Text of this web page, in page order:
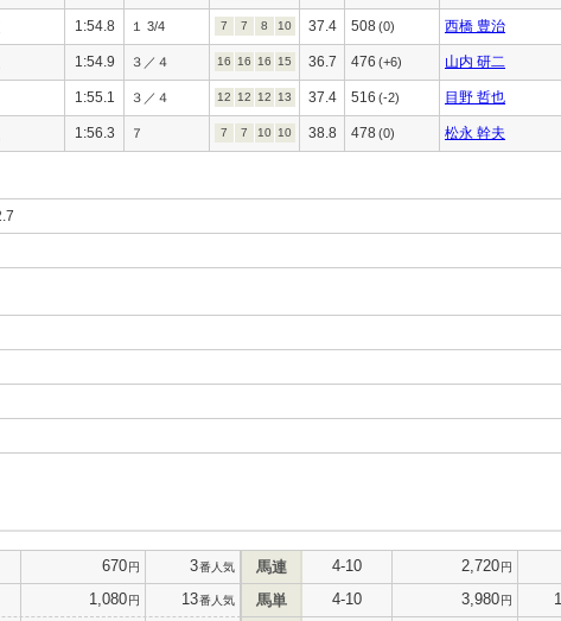
1:54.8 １ 3/4 7 7 8 10 37.4 508(0) 西橋 豊治
1:54.9 ３／４ 16 16 16 15 36.7 476 (+6) 山内 研二
1:55.1 ３／４ 12 12 12 13 37.4 516 (-2) 目野 哲也
1:56.3 ７ 7 7 10 10 38.8 478 (0) 松永 幹夫
670円 3番人気
1,080円 13番人気
馬連 4-10 2,720円
馬単 4-10 3,980円